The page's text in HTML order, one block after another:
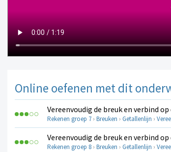
Online oefenen met dit
Vereenvoudig de breuk en verbind
Rekenen groep 7 › Breuken › Getallenlijn ›
Vereenvoudig de breuk en verbind
Rekenen groep 8 › Breuken › Getallenlijn ›